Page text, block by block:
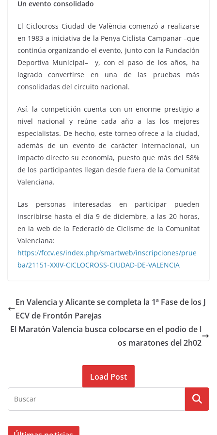
Un evento consolidado
El Ciclocross Ciudad de València comenzó a realizarse
en 1983 a iniciativa de la Penya Ciclista Campanar –que
continúa organizando el evento, junto con la Fundación
Deportiva Municipal– y, con el paso de los años, ha
logrado convertirse en una de las pruebas más
consolidadas del circuito nacional.
Así, la competición cuenta con un enorme prestigio a
nivel nacional y reúne cada año a las los mejores
especialistas. De hecho, este torneo ofrece a la ciudad,
además de un evento de carácter internacional, un
impacto directo su economía, puesto que más del 58%
de los participantes llegan desde fuera de la Comunitat
Valenciana.
Las personas interesadas en participar pueden
inscribirse hasta el día 9 de diciembre, a las 20 horas,
en la web de la Federació de Ciclisme de la Comunitat
Valenciana:
https://fccv.es/index.php/smartweb/inscripciones/prue
ba/21151-XXIV-CICLOCROSS-CIUDAD-DE-VALENCIA
En Valencia y Alicante se completa la 1ª Fase de los J
ECV de Frontón Parejas
El Maratón Valencia busca colocarse en el podio de l
os maratones del 2h02
Load Post